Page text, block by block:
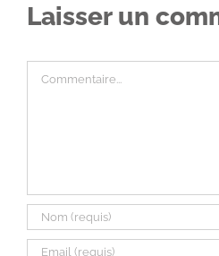
Laisser un